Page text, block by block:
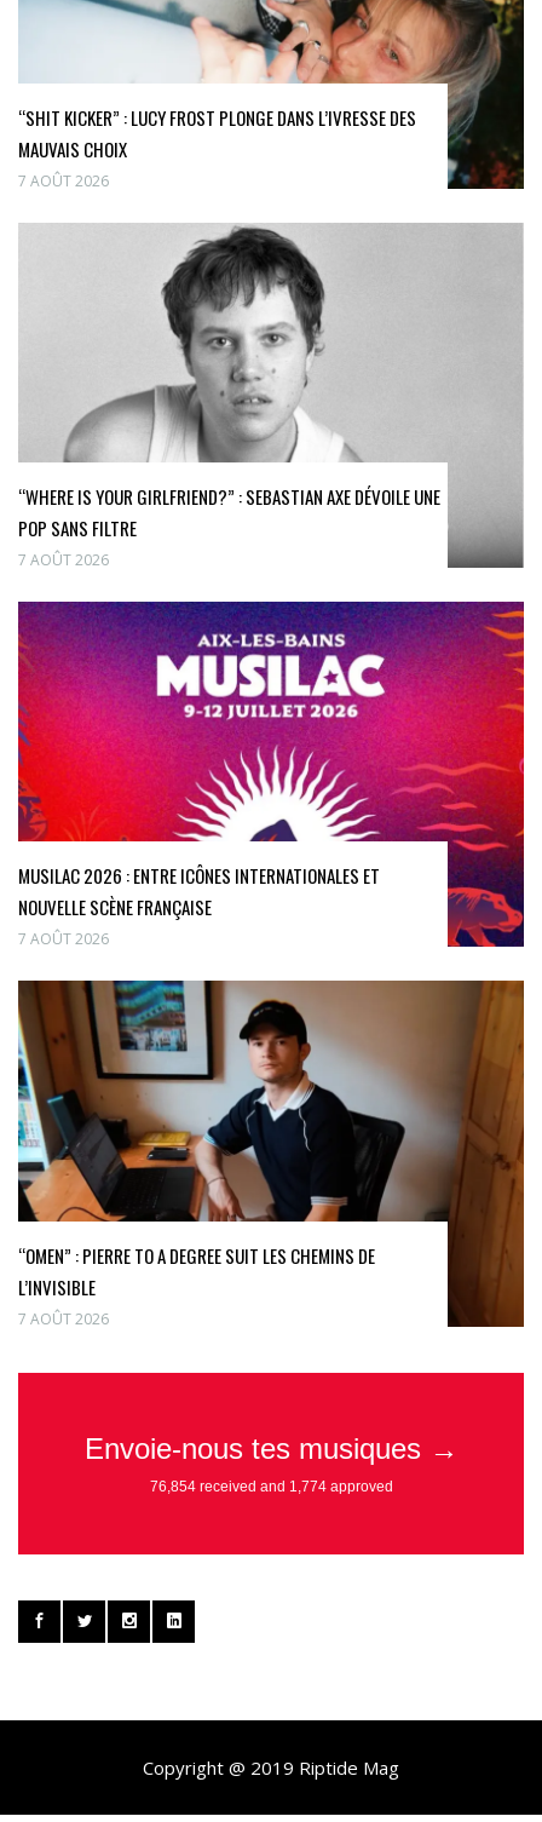
“SHIT KICKER” : LUCY FROST PLONGE DANS L’IVRESSE DES
MAUVAIS CHOIX
7 AOÛT 2026
“WHERE IS YOUR GIRLFRIEND?” : SEBASTIAN AXE DÉVOILE UNE
POP SANS FILTRE
7 AOÛT 2026
MUSILAC 2026 : ENTRE ICÔNES INTERNATIONALES ET
NOUVELLE SCÈNE FRANÇAISE
7 AOÛT 2026
“OMEN” : PIERRE TO A DEGREE SUIT LES CHEMINS DE
L’INVISIBLE
7 AOÛT 2026
Copyright @ 2019 Riptide Mag